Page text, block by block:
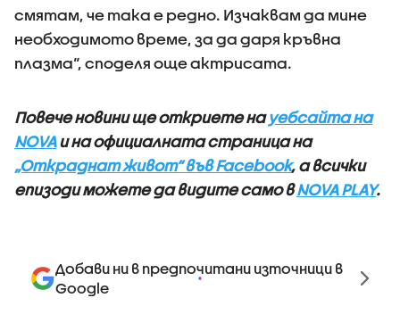
смятам, че така е редно. Изчаквам да мине
необходимото време, за да даря кръвна
плазма“, споделя още актрисата.
Повече новини ще откриете науебсайта на
NOVAи на официалната страница на
„Откраднат живот“ във Facebook, а всички
епизоди можете да видите само вNOVA PLAY.
Добави ни в предпочитани източници в
Google